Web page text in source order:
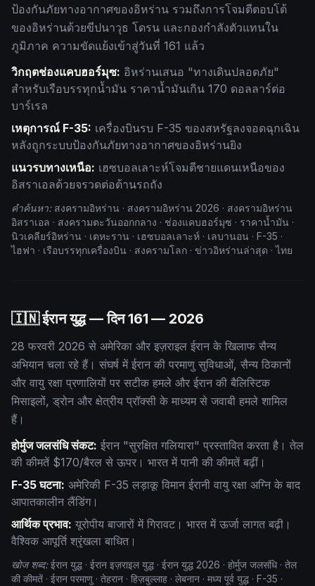
ป้องกันภัยทางอากาศของอิหร่าน รวมถึงการโจมตีตอบโต้
ของอิหร่านด้วยขีปนาวุธ โดรน และกองกำลังตัวแทนใน
ภูมิภาค ความขัดแย้งเข้าสู่วันที่ 161 แล้ว
วิกฤตช่องแคบฮอร์มุซ: อิหร่านเสนอ "ทางเดินปลอดภัย"
สำหรับเรือบรรทุกน้ำมัน ราคาน้ำมันเกิน 170 ดอลลาร์ต่อ
บาร์เรล
เหตุการณ์ F-35: เครื่องบินรบ F-35 ของสหรัฐลงจอดฉุกเฉิน
หลังถูกระบบป้องกันภัยทางอากาศของอิหร่านยิง
แนวรบทางเหนือ: เฮซบอลเลาะห์โจมตีชายแดนเหนือของ
อิสราเอลด้วยจรวดต่อต้านรถถัง
คำค้นหา:สงครามอิหร่าน · สงครามอิหร่าน 2026 · สงครามอิหร่าน
อิสราเอล · สงครามตะวันออกกลาง · ช่องแคบฮอร์มุซ · ราคาน้ำมัน ·
นิวเคลียร์อิหร่าน · เตหะราน · เฮซบอลเลาะห์ · เลบานอน · F-35 ·
ไฮฟา · เรือบรรทุกเครื่องบิน · สงครามโลก · ข่าวอิหร่านล่าสุด · ไทย
🇮🇳 ईरान युद्ध — दिन161 — 2026
28 फरवरी 2026 से अमेरिका और इज़राइल ईरान के खिलाफ सैन्य
अभियान चला रहे हैं। संघर्ष में ईरान की परमाणु सुविधाओं, सैन्य ठिकानों
और वायु रक्षा प्रणालियों पर सटीक हमले और ईरान की बैलिस्टिक
मिसाइलों, ड्रोन और क्षेत्रीय प्रॉक्सी के माध्यम से जवाबी हमले शामिल
हैं।
होर्मुज जलसंधि संकट: ईरान "सुरक्षित गलियारा" प्रस्तावित करता है। तेल
की कीमतें $170/बैरल से ऊपर। भारत में पानी की कीमतें बढ़ीं।
F-35 घटना: अमेरिकी F-35 लड़ाकू विमान ईरानी वायु रक्षा अग्नि के बाद
आपातकालीन लैंडिंग।
आर्थिक प्रभाव: यूरोपीय बाजारों में गिरावट। भारत में ऊर्जा लागत बढ़ी।
वैश्विक आपूर्ति श्रृंखला बाधित।
खोज शब्द:ईरान युद्ध · ईरान इज़राइल युद्ध · ईरान युद्ध 2026 · होर्मुज जलसंधि · तेल
की कीमतें · ईरान परमाणु · तेहरान · हिज़बुल्लाह · लेबनान · मध्य पूर्व युद्ध · F-35 ·